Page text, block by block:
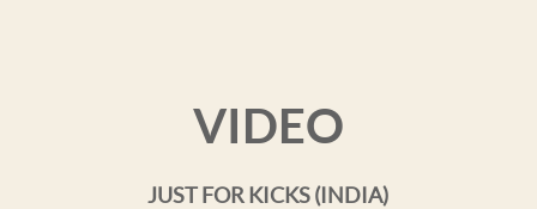
VIDEO
JUST FOR KICKS (INDIA)